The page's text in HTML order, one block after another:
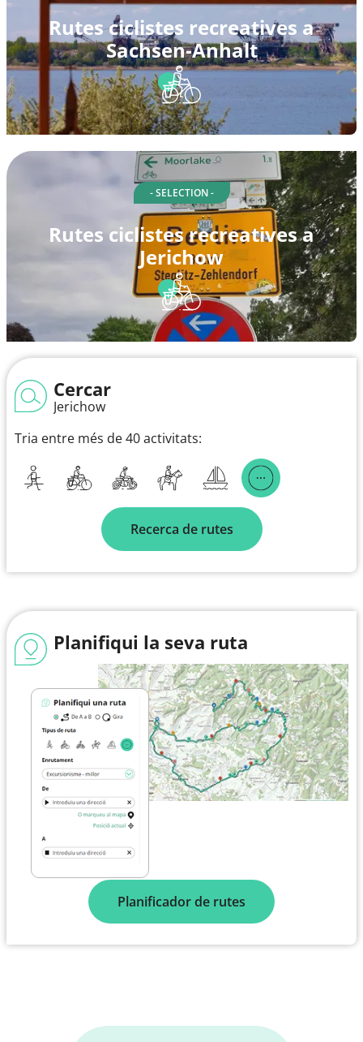
Rutes ciclistes recreatives a
Sachsen-Anhalt
- SELECTION -
Rutes ciclistes recreatives a
Jerichow
Cercar
Jerichow
Tria entre més de 40 activitats:
Recerca de rutes
Planifiqui la seva ruta
Planificador de rutes